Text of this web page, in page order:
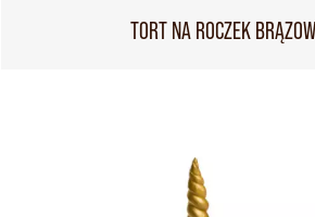
TORT NA ROCZEK